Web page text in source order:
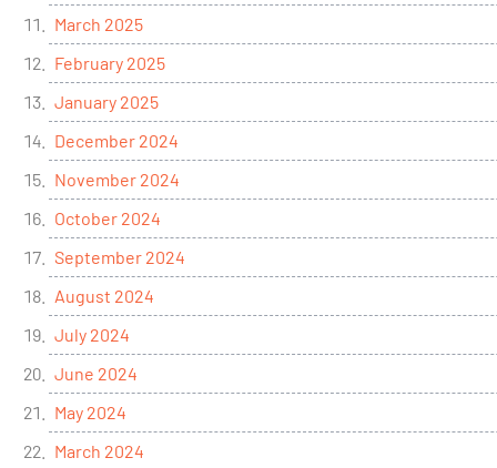
March 2025
February 2025
January 2025
December 2024
November 2024
October 2024
September 2024
August 2024
July 2024
June 2024
May 2024
March 2024